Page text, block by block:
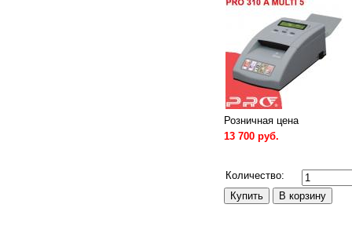
Розничная цена
13 700 руб.
Количество: